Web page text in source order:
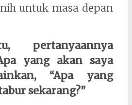
untuk masa depan
pertanyaannya
yang akan saya
“Apa yang
sekarang?”